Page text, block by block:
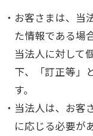
お客さまは、当
た情報である場
当法人に対して
下、「訂正等」
す。
当法人は、お客
に応じる必要が